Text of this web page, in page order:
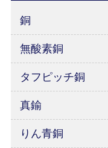
銅
無酸素銅
タフピッチ銅
真鍮
りん青銅